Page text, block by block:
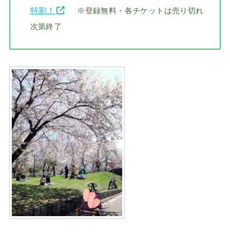
特割！
※登録無料・各チケットは売り切れ
次第終了